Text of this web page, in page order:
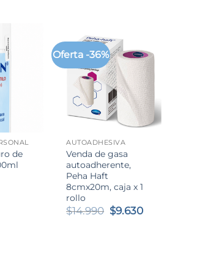
de
Oferta -36%
AUTOADHESIVA
Venda de gasa
autoadherente,
Peha Haft
8cmx20m, caja x 1
rollo
$14.990 El
$9.630El